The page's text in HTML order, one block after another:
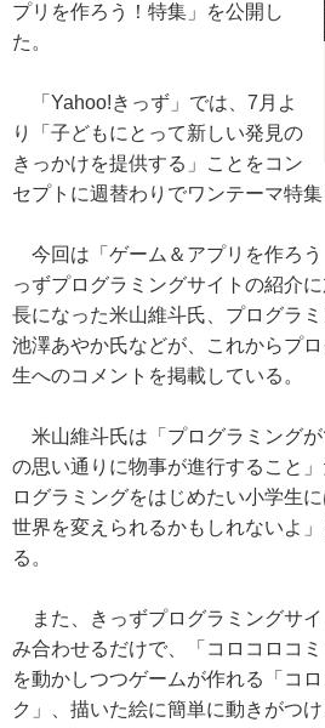
プリを作ろう！特集」を公開し
た。
「Yahoo!きっず」では、7月よ
り「子どもにとって新しい発見の
きっかけを提供する」ことをコン
セプトに週替わりでワンテーマ特集
今回は「ゲーム＆アプリを作ろう
っずプログラミングサイトの紹介
長になった米山維斗氏、プログラ
池澤あやか氏などが、これからプ
生へのコメントを掲載している。
米山維斗氏は「プログラミング
の思い通りに物事が進行すること
ログラミングをはじめたい小学生
世界を変えられるかもしれないよ
る。
また、きっずプログラミングサイ
み合わせるだけで、「コロコロコ
を動かしつつゲームが作れる「コ
ク」、描いた絵に簡単に動きがつ